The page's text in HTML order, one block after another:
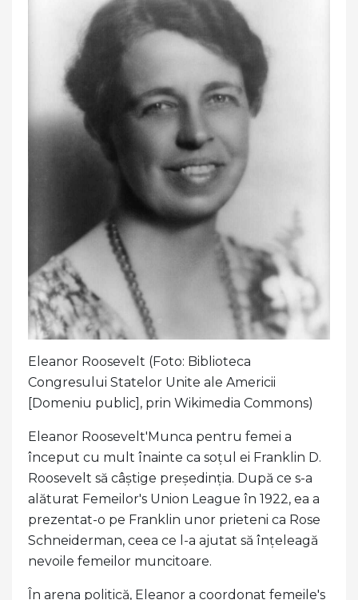
Eleanor Roosevelt (Foto: Biblioteca
Congresului Statelor Unite ale Americii
[Domeniu public], prin Wikimedia Commons)
Eleanor Roosevelt'Munca pentru femei a
început cu mult înainte ca soțul ei Franklin D.
Roosevelt să câștige președinția. După ce s-a
alăturat Femeilor's Union League în 1922, ea a
prezentat-o ​​pe Franklin unor prieteni ca Rose
Schneiderman, ceea ce l-a ajutat să înțeleagă
nevoile femeilor muncitoare.
În arena politică, Eleanor a coordonat femeile's